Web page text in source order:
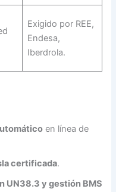
Exigido por REE,
Endesa,
Iberdrola.
en línea de
certificada.
UN38.3 y gestión BMS